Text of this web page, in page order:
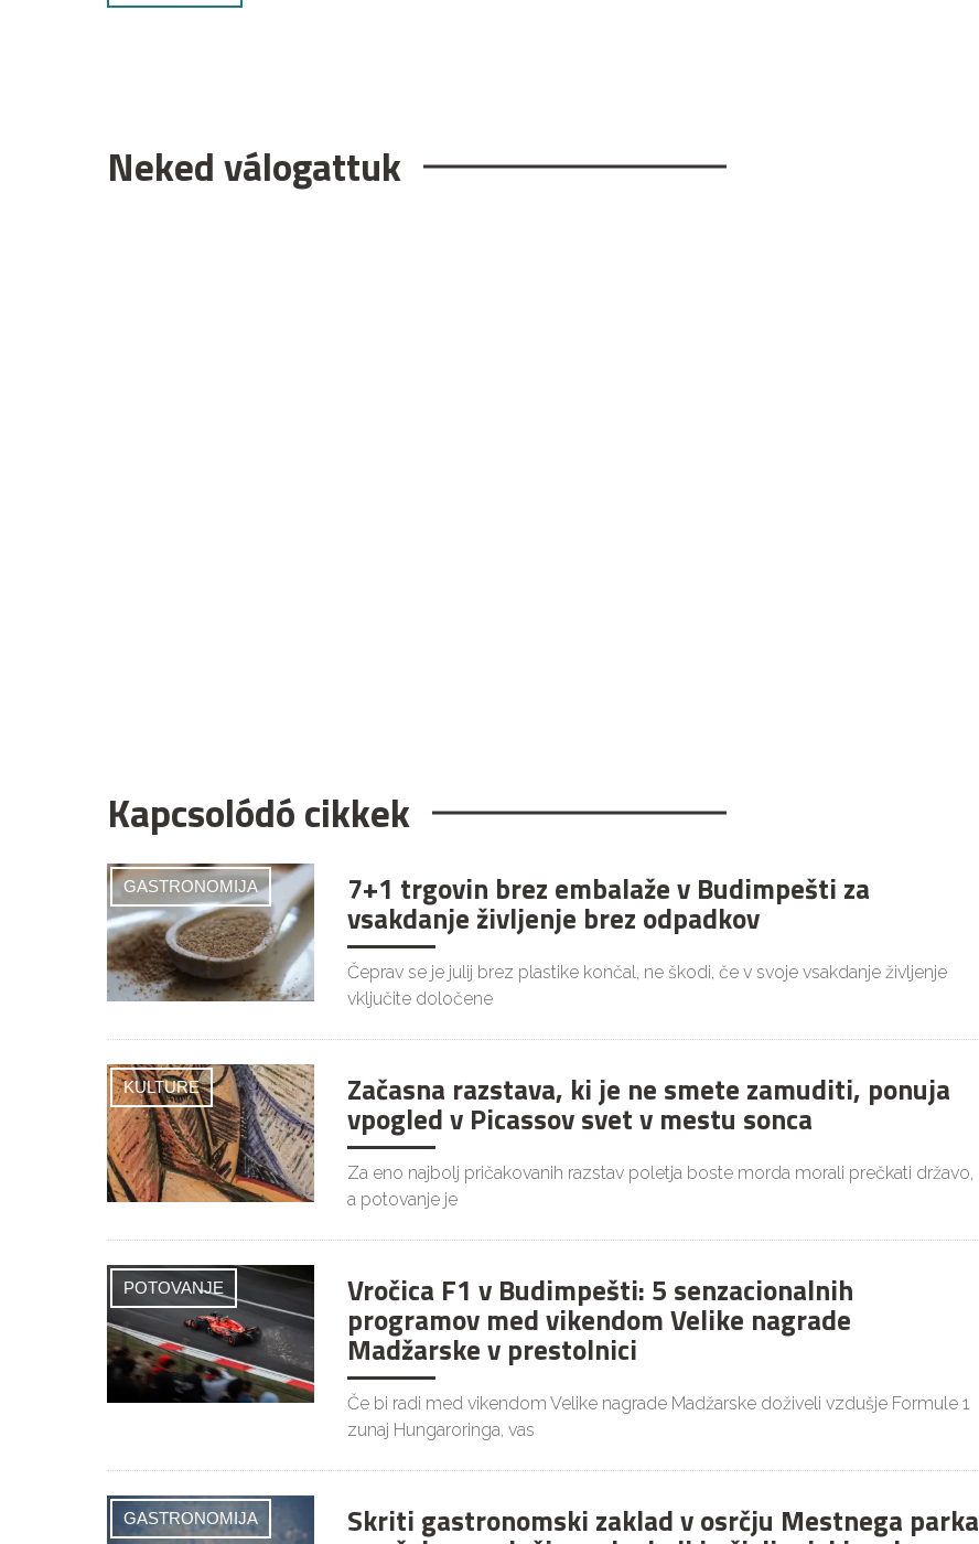
Neked válogattuk
Kapcsolódó cikkek
GASTRONOMIJA 7+1 trgovin brez embalaže v Budimpešti za
vsakdanje življenje brez odpadkov
Čeprav se je julij brez plastike končal, ne škodi, če v svoje vsakdanje življenje
vključite določene
KULTURE Začasna razstava, ki je ne smete zamuditi, ponuja
vpogled v Picassov svet v mestu sonca
Za eno najbolj pričakovanih razstav poletja boste morda morali prečkati državo,
a potovanje je
POTOVANJE Vročica F1 v Budimpešti: 5 senzacionalnih
programov med vikendom Velike nagrade
Madžarske v prestolnici
Če bi radi med vikendom Velike nagrade Madžarske doživeli vzdušje Formule 1
zunaj Hungaroringa, vas
GASTRONOMIJA Skriti gastronomski zaklad v osrčju Mestnega parka